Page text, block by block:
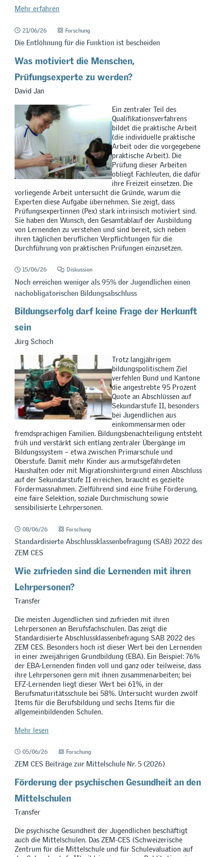
Mehr erfahren
21/06/26 Forschung
Die Entlöhnung für die Funktion ist bescheiden
Was motiviert die Menschen,
Prüfungsexperte zu werden?
David Jan
Ein zentraler Teil des
Qualifikationsverfahrens
bildet die praktische Arbeit
(die individuelle praktische
Arbeit oder die vorgegebene
praktische Arbeit). Die
Prüfung dieser Arbeiten
obliegt Fachleuten, die dafür
ihre Freizeit einsetzen. Die
vorliegende Arbeit untersucht die Gründe, warum die
Experten diese Aufgabe übernehmen. Sie zeigt, dass
Prüfungsexpertinnen (Pex) stark intrinsisch motiviert sind.
Sie haben den Wunsch, den Gesamtablauf der Ausbildung
von Lernenden zu verstehen und sind bereit, sich neben
ihren täglichen beruflichen Verpflichtungen für die
Durchführung von praktischen Prüfungen einzusetzen.
15/06/26 Diskussion
Noch erreichen weniger als 95% der Jugendlichen einen
nachobligatorischen Bildungsabschluss
Bildungserfolg darf keine Frage der Herkunft
sein
Jürg Schoch
Trotz langjährigem
bildungspolitischem Ziel
verfehlen Bund und Kantone
die angestrebte 95 Prozent
Quote an Abschlüssen auf
Sekundarstufe II, besonders
bei Jugendlichen aus
einkommensarmen oder
fremdsprachigen Familien. Bildungsbenachteiligung entsteht
früh und verstärkt sich entlang zentraler Übergänge im
Bildungssystem – etwa zwischen Primarschule und
Oberstufe. Damit mehr Kinder aus armutsgefährdeten
Haushalten oder mit Migrationshintergrund einen Abschluss
auf der Sekundarstufe II erreichen, braucht es gezielte
Fördermassnahmen. Zielführend sind eine frühe Förderung,
eine faire Selektion, soziale Durchmischung sowie
sensibilisierte Lehrpersonen.
08/06/26 Forschung
Standardisierte Abschlussklassenbefragung (SAB) 2022 des
ZEM CES
Wie zufrieden sind die Lernenden mit ihren
Lehrpersonen?
Transfer
Die meisten Jugendlichen sind zufrieden mit ihren
Lehrpersonen an Berufsfachschulen. Das zeigt die
Standardisierte Abschlussklassenbefragung SAB 2022 des
ZEM CES. Besonders hoch ist dieser Wert bei den Lernenden
in einer zweijährigen Grundbildung (EBA). Ein Beispiel: 76%
der EBA-Lernenden finden voll und ganz oder teilweise, dass
ihre Lehrpersonen gern mit ihnen zusammenarbeiten; bei
EFZ-Lernenden liegt dieser Wert bei 61%, in der
Berufsmaturitätsschule bei 58%. Untersucht wurden zwölf
Items für die Berufsbildung und sechs Items für die
allgemeinbildenden Schulen.
Mehr lesen
05/06/26 Forschung
ZEM CES Beiträge zur Mittelschule Nr. 5 (2026)
Förderung der psychischen Gesundheit an den
Mittelschulen
Transfer
Die psychische Gesundheit der Jugendlichen beschäftigt
auch die Mittelschulen. Das ZEM-CES (Schweizerische
Zentrum für die Mittelschule und für Schulevaluation auf